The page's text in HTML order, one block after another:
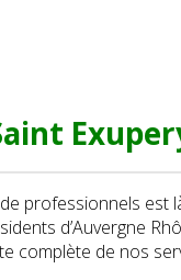
professionnels est
d’Auvergne
complète de nos